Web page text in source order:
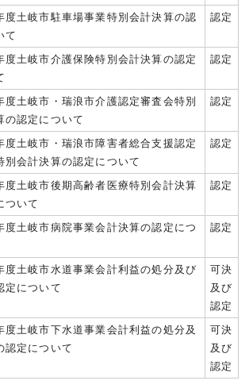
度土岐市駐車場事業特別会計決算の認
て
認定
度土岐市介護保険特別会計決算の認定
認定
度土岐市・瑞浪市介護認定審査会特別
の認定について
認定
度土岐市・瑞浪市障害者総合支援認定
別会計決算の認定について
認定
度土岐市後期高齢者医療特別会計決算
ついて
認定
度土岐市病院事業会計決算の認定につ
認定
度土岐市水道事業会計利益の処分及び
定について
可決
及び
認定
度土岐市下水道事業会計利益の処分及
認定について
可決
及び
認定